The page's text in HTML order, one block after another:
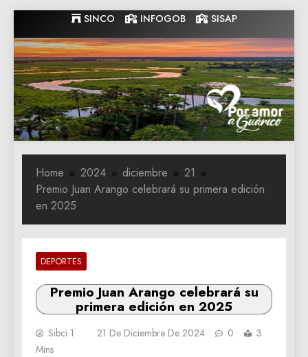
to
content
SINCO INFOGOB SISAP
Gobernacion
de Guarico
Gobernacion de Guarico
Home 2024 diciembre
21
Premio Juan Arango celebrará su primera edición
en 2025
DEPORTES
Premio Juan Arango celebrará su
primera edición en 2025
Sibci 1 21 De Diciembre De 2024 0
3
Mins